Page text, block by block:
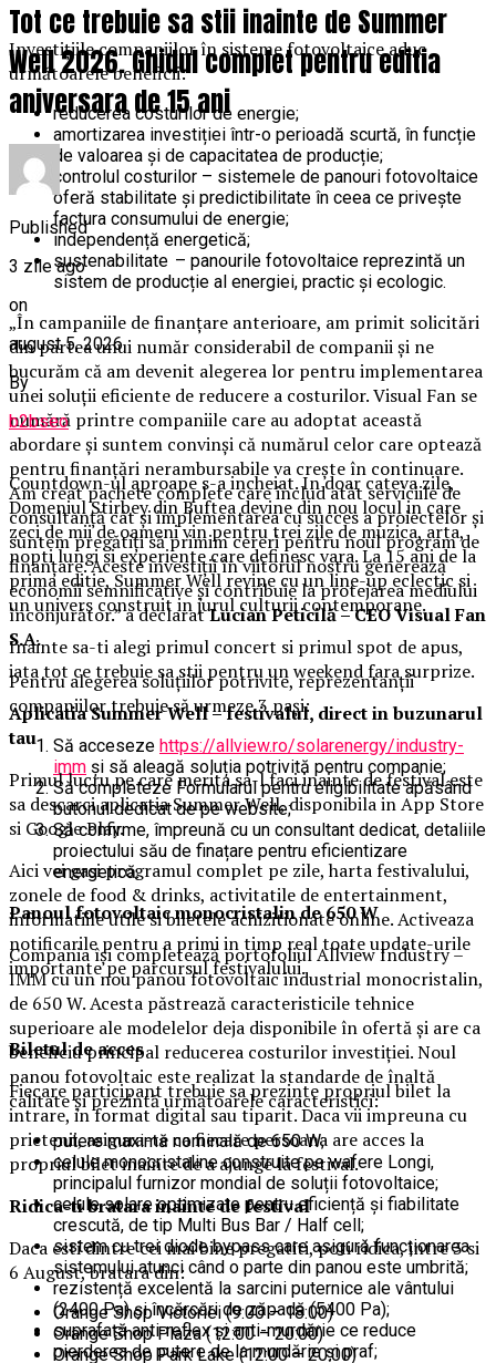
Investițiile companiilor în sisteme fotovoltaice aduc
următoarele beneficii:
reducerea costurilor de energie;
amortizarea investiției într-o perioadă scurtă, în funcție
de valoarea și de capacitatea de producție;
controlul costurilor – sistemele de panouri fotovoltaice
oferă stabilitate și predictibilitate în ceea ce privește
factura consumului de energie;
independență energetică;
sustenabilitate – panourile fotovoltaice reprezintă un
sistem de producție al energiei, practic și ecologic.
„În campaniile de finanțare anterioare, am primit solicitări
din partea unui număr considerabil de companii și ne
bucurăm că am devenit alegerea lor pentru implementarea
unei soluții eficiente de reducere a costurilor. Visual Fan se
numără printre companiile care au adoptat această
abordare și suntem convinși că numărul celor care optează
pentru finanțări nerambursabile va crește în continuare.
Am creat pachete complete care includ atât serviciile de
consultanță cât și implementarea cu succes a proiectelor și
suntem pregătiți să primim cereri pentru noul program de
finanțare. Aceste investiții în viitorul nostru generează
economii semnificative și contribuie la protejarea mediului
înconjurător.” a declaratLucian Peticilă – CEO Visual Fan
S.A.
Pentru alegerea soluțiilor potrivite, reprezentanții
companiilor trebuie să urmeze 3 pași:
Să acceseze https://allview.ro/solarenergy/industry-
imm și să aleagă soluția potrivită pentru companie;
Să completeze Formularul pentru eligibilitate apăsând
butonul dedicat de pe website;
Să confirme, împreună cu un consultant dedicat, detaliile
proiectului său de finațare pentru eficientizare
energetică.
Panoul fotovoltaic monocristalin de 650 W
Compania își completează portofoliul Allview Industry –
IMM cu un nou panou fotovoltaic industrial monocristalin,
de 650 W. Acesta păstrează caracteristicile tehnice
superioare ale modelelor deja disponibile în ofertă și are ca
beneficiu principal reducerea costurilor investiției. Noul
panou fotovoltaic este realizat la standarde de înaltă
calitate și prezintă următoarele caracteristici:
putere maximă nominală de 650 W;
celule monocristaline construite pe wafere Longi,
principalul furnizor mondial de soluții fotovoltaice;
celule solare optimizate pentru eficiență și fiabilitate
crescută, de tip Multi Bus Bar / Half cell;
sistem cu trei diode bypass care asigură funcționarea
sistemului atunci când o parte din panou este umbrită;
rezistență excelentă la sarcini puternice ale vântului
(2400 Pa) și încărcări de zăpadă (5400 Pa);
suprafață anti-reflex și anti-murdărie ce reduce
pierderea de putere de la murdărie și praf;
Tot ce trebuie sa stii inainte de Summer
Well 2026. Ghidul complet pentru editia
aniversara de 15 ani
Published
3 zile ago
on
august 5, 2026
By
b2bseo
Countdown-ul aproape s-a incheiat. In doar cateva zile,
Domeniul Stirbey din Buftea devine din nou locul in care
zeci de mii de oameni vin pentru trei zile de muzica, arta,
nopti lungi si experiente care definesc vara. La 15 ani de la
prima editie, Summer Well revine cu un line-up eclectic si
un univers construit in jurul culturii contemporane.
Inainte sa-ti alegi primul concert si primul spot de apus,
iata tot ce trebuie sa stii pentru un weekend fara surprize.
Aplicatia Summer Well– festivalul, direct in buzunarul
tau
Primul lucru pe care merita sa-l faci inainte de festival este
sa descarci aplicatia Summer Well, disponibila in App Store
si Google Play.
Aici vei gasi programul complet pe zile, harta festivalului,
zonele de food & drinks, activitatile de entertainment,
informatiile utile si biletele achizitionate online. Activeaza
notificarile pentru a primi in timp real toate update-urile
importante pe parcursul festivalului.
Biletul de acces
Fiecare participant trebuie sa prezinte propriul bilet la
intrare, in format digital sau tiparit. Daca vii impreuna cu
prietenii, asigura-te ca fiecare persoana are acces la
propriul bilet inainte de a ajunge la festival.
Ridica-ti bratarainainte de festival
Daca esti dintre cei mai bine pregatiti, poti ridica, intre 3 si
6 August, bratara din:
Orange Shop Victoriei (9:00 – 18:00)
Orange Shop Plaza (12:00 – 20:00)
Orange Shop Park Lake (12:00 – 20:00)